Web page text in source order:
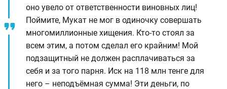
оно увело от ответственности виновных лиц!
Поймите, Мукат не мог в одиночку совершать
многомиллионные хищения. Кто-то стоял за
всем этим, а потом сделал его крайним! Мой
подзащитный не должен расплачиваться за
себя и за того парня. Иск на 118 млн тенге для
него – неподъёмная сумма! Эти деньги, по